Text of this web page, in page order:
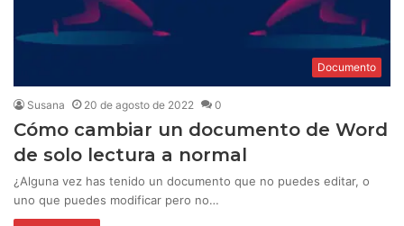
Documento
Susana 20 de agosto de 2022 0
Cómo cambiar un documento de Word
de solo lectura a normal
¿Alguna vez has tenido un documento que no puedes editar, o
uno que puedes modificar pero no…